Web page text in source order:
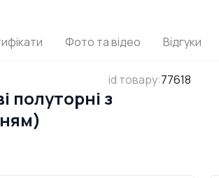
Фото та відео Відгуки
id товару:77618
полуторні з